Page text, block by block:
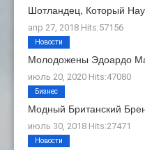
Шотландец, Который
апр 27, 2018 Hits:57156
Молодожены Эдоардо
июль 20, 2020 Hits:47080
Новости
Модный Британский
июль 30, 2018 Hits:27471
Бизнес
Новости